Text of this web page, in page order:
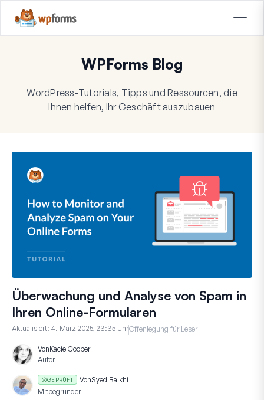
WPForms Blog
WordPress-Tutorials, Tipps und Ressourcen, die
Ihnen helfen, Ihr Geschäft auszubauen
Überwachung und Analyse von Spam in
Ihren Online-Formularen
Aktualisiert: 4. März 2025, 23:35 UhrOffenlegung für Leser
VonKacie Cooper
Autor
GEPRÜFT VonSyed Balkhi
Mitbegründer